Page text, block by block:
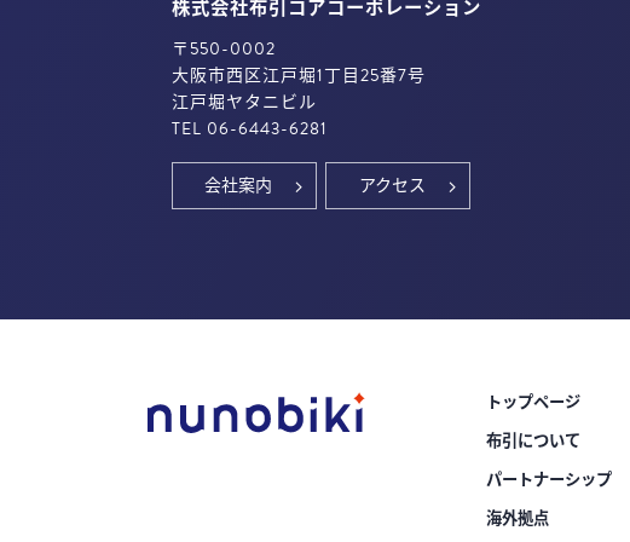
株式会社布引コアコーポレーション
〒550-0002
大阪市西区江戸堀1丁目25番7号
江戸堀ヤタニビル
TEL 06-6443-6281
会社案内 アクセス
トップページ
布引について
パートナーシップ
海外拠点